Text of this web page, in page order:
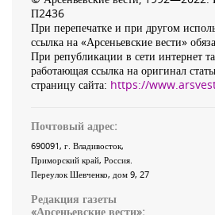
П2436
При перепечатке и при другом
ссылка на «Арсеньевские вести»
При републикации в сети интернет
работающая ссылка на оригинал
страницу сайта: https://
Почтовый адрес:
690091, г. Владивосток,
Приморский край, Россия
Переулок Шевченко, дом 9, 27
Редакция газеты
«Арсеньевские вести»: